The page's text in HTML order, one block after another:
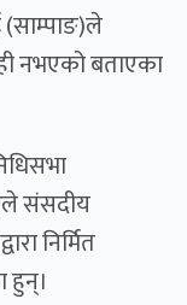
(साम्पाङ)ले
नभएको बताएका
संसदीय
निर्मित
हुन्।